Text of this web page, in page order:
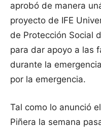
aprobó de manera
proyecto de IFE
de Protección Social
para dar apoyo a las
durante la
por la emergencia.
Tal como lo anunció
Piñera la semana